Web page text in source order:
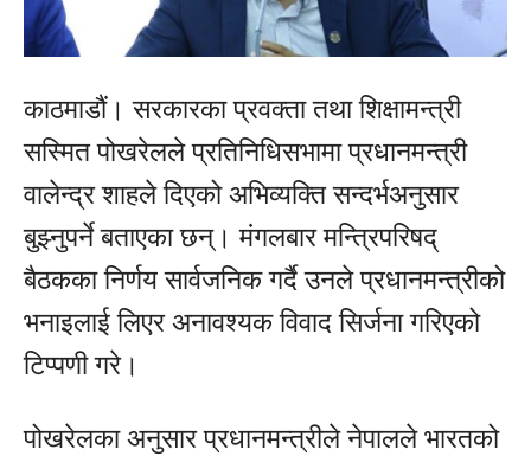
काठमाडौं। सरकारका प्रवक्ता तथा शिक्षामन्त्री
सस्मित पोखरेलले प्रतिनिधिसभामा प्रधानमन्त्री
वालेन्द्र शाहले दिएको अभिव्यक्ति सन्दर्भअनुसार
बुझ्नुपर्ने बताएका छन्। मंगलबार मन्त्रिपरिषद्
बैठकका निर्णय सार्वजनिक गर्दै उनले प्रधानमन्त्रीको
भनाइलाई लिएर अनावश्यक विवाद सिर्जना गरिएको
टिप्पणी गरे।
पोखरेलका अनुसार प्रधानमन्त्रीले नेपालले भारतको